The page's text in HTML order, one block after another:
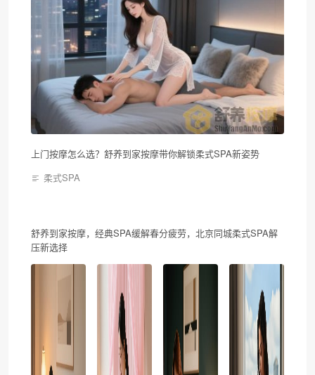
上门按摩怎么选？舒养到家按摩带你解锁柔式SPA新姿势
柔式SPA
舒养到家按摩，经典SPA缓解春分疲劳，北京同城柔式SPA解
压新选择